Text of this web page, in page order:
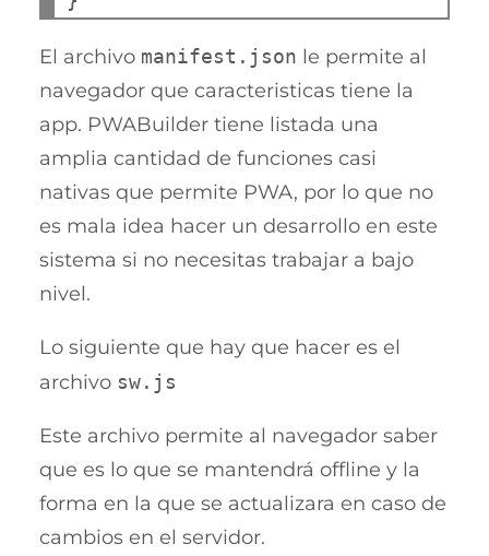
El archivo manifest.json le permite al
navegador que caracteristicas tiene la
app. PWABuilder tiene listada una
amplia cantidad de funciones casi
nativas que permite PWA, por lo que no
es mala idea hacer un desarrollo en este
sistema si no necesitas trabajar a bajo
nivel.
Lo siguiente que hay que hacer es el
archivo sw.js
Este archivo permite al navegador saber
que es lo que se mantendrá offline y la
forma en la que se actualizara en caso de
cambios en el servidor.